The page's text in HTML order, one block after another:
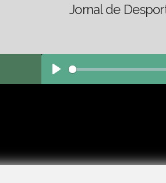
Jornal de
Play